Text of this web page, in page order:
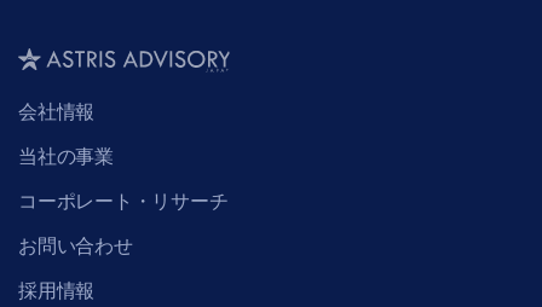
会社情報
当社の事業
コーポレート・リサーチ
お問い合わせ
採用情報